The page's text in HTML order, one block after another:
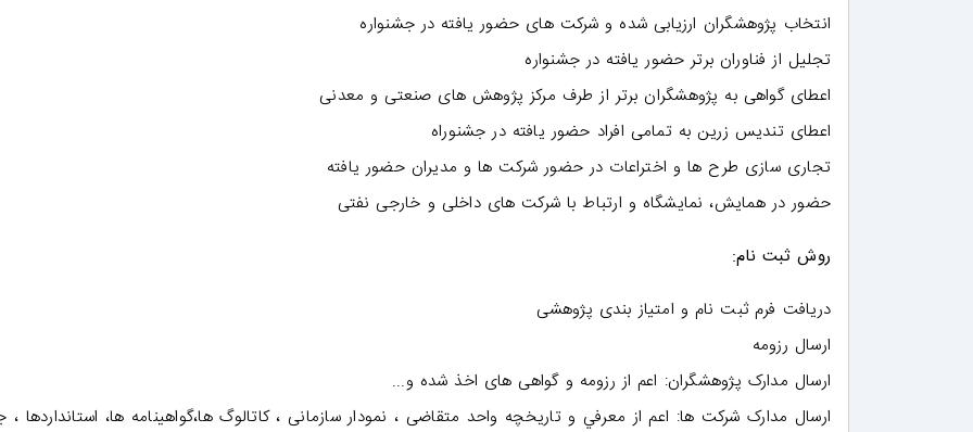
انتخاب پژوهشگران ارزیابی شده و شرکت های حضور یافته در جشنواره
تجلیل از فناوران برتر حضور یافته در جشنواره
اعطای گواهی به پژوهشگران برتر از طرف مرکز پژوهش های صنعتی و معدنی
اعطای تندیس زرین به تمامی افراد حضور یافته در جشنوراه
تجاری سازی طرح ها و اختراعات در حضور شرکت ها و مدیران حضور یافته
حضور در همایش، نمایشگاه و ارتباط با شرکت های داخلی و خارجی نفتی
روش ثبت نام:​
دریافت فرم ثبت نام و امتیاز بندی پژوهشی
ارسال رزومه
ارسال مدارک پژوهشگران: اعم از رزومه و گواهی های اخذ شده و...
ارسال مدارک شرکت ها: اعم از معرفي و تاريخچه واحد متقاضی ، نمودار سازمانی ، کاتالوگ ها،گواهينامه ها، استانداردها ،